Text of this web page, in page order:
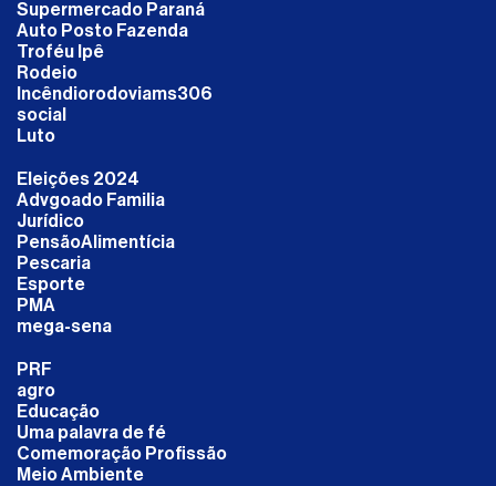
Supermercado Paraná
Auto Posto Fazenda
Troféu Ipê
Rodeio
Incêndiorodoviams306
social
Luto
Eleições 2024
Advgoado Familia
Jurídico
PensãoAlimentícia
Pescaria
Esporte
PMA
mega-sena
PRF
agro
Educação
Uma palavra de fé
Comemoração Profissão
Meio Ambiente